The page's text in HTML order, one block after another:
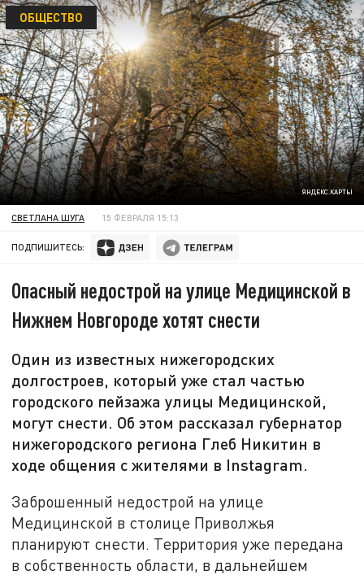
ЯНДЕКС.КАРТЫ
ОБЩЕСТВО
СВЕТЛАНА ШУГА 15 ФЕВРАЛЯ 15:13
ПОДПИШИТЕСЬ:
Опасный недострой на улице Медицинской в
Нижнем Новгороде хотят снести
Один из известных нижегородских
долгостроев, который уже стал частью
городского пейзажа улицы Медицинской,
могут снести. Об этом рассказал губернатор
нижегородского региона Глеб Никитин в
ходе общения с жителями в Instagram.
Заброшенный недострой на улице
Медицинской в столице Приволжья
планируют снести. Территория уже передана
в собственность области, в дальнейшем